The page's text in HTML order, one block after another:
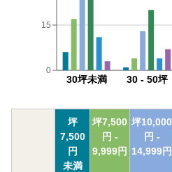
30坪未満 30 - 50坪
0
15
坪
7,500
円
未満
坪7,500
円 -
9,999円
坪10,000
円 -
14,999円